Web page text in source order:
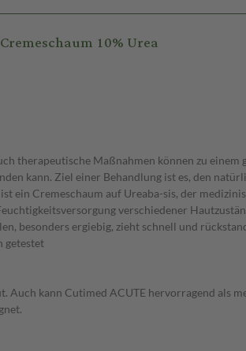
10% Urea
therapeutische Maßnahmen können zu
kann. Ziel einer Behandlung ist es, den
ein Cremeschaum auf Ureaba-sis, der
verschiedener
besonders ergiebig, zieht schnell und
getestet
kann Cutimed ACUTE hervorragend als